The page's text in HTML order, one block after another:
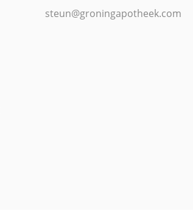
steun@groningapotheek.com